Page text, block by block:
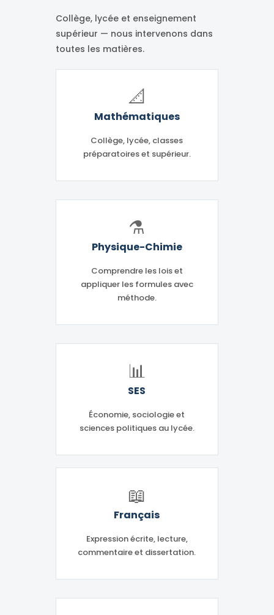
Collège, lycée et enseignement
supérieur — nous intervenons dans
toutes les matières.
📐
Mathématiques
Collège, lycée, classes
préparatoires et supérieur.
⚗️
Physique-Chimie
Comprendre les lois et
appliquer les formules avec
méthode.
📊
SES
Économie, sociologie et
sciences politiques au lycée.
📖
Français
Expression écrite, lecture,
commentaire et dissertation.